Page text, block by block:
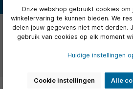
Eigenschappen
Onze webshop gebruikt cookies
winkelervaring te kunnen bieden. We
delen jouw gegevens niet met derden.
gebruik van cookies op elk moment
Huidige instellingen
Cookie instellingen Alle